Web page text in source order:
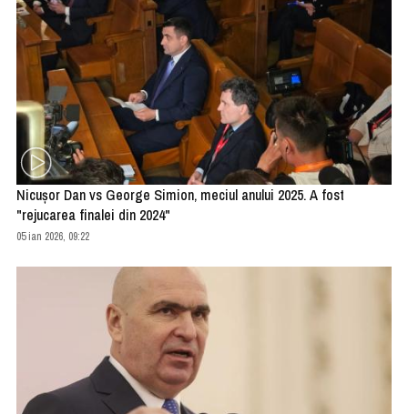
Nicuşor Dan vs George Simion, meciul anului 2025. A fost
"rejucarea finalei din 2024"
05 ian 2026, 09:22